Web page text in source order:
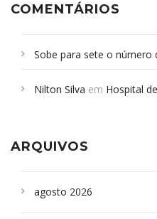
COMENTÁRIOS
Sobe para sete o
Campoformosenses que
Nilton Silva em Hospital
ARQUIVOS
agosto 2026